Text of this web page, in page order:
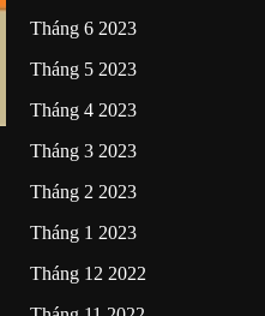
Tháng 6 2023
Tháng 5 2023
Tháng 4 2023
Tháng 3 2023
Tháng 2 2023
Tháng 1 2023
Tháng 12 2022